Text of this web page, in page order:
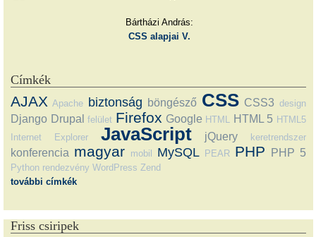
Bártházi András:
CSS alapjai V.
Címkék
AJAX Apache biztonság böngésző CSS CSS3 design
Django Drupal felület Firefox Google HTML HTML 5 HTML5
Internet Explorer
JavaScript jQuery keretrendszer
konferencia magyar mobil MySQL PEAR PHP PHP 5
Python rendezvény WordPress Zend
további címkék
Friss csiripek